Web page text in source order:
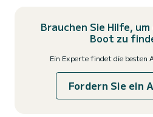
Brauchen Sie Hilfe,
Boot zu
Ein Experte findet die besten
Fordern Sie ein